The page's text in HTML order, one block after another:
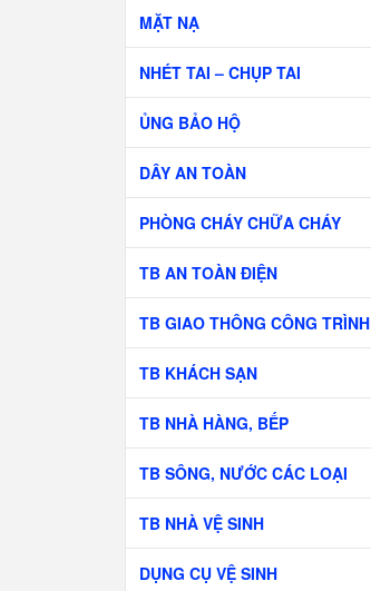
MẶT NẠ
NHÉT TAI – CHỤP TAI
ỦNG BẢO HỘ
DÂY AN TOÀN
PHÒNG CHÁY CHỮA CHÁY
TB AN TOÀN ĐIỆN
TB GIAO THÔNG CÔNG TRÌNH
TB KHÁCH SẠN
TB NHÀ HÀNG, BẾP
TB SÔNG, NƯỚC CÁC LOẠI
TB NHÀ VỆ SINH
DỤNG CỤ VỆ SINH